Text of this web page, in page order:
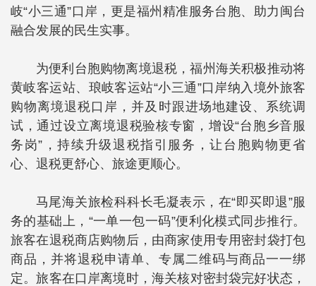
岐“小三通”口岸，更是福州精准服务台胞、助力闽台
融合发展的民生实事。
为便利台胞购物离境退税，福州海关积极推动将
黄岐客运站、琅岐客运站“小三通”口岸纳入境外旅客
购物离境退税口岸，并及时跟进场地建设、系统调
试，通过设立离境退税验核专窗，增设“台胞乡音服
务岗”，持续升级退税指引服务，让台胞购物更省
心、退税更舒心、旅途更顺心。
马尾海关旅检科科长毛凝表示，在“即买即退”服
务的基础上，“一单一包一码”便利化模式同步推行。
旅客在退税商店购物后，由商家使用专用密封袋打包
商品，并将退税申请单、专属二维码与商品一一绑
定。旅客在口岸离境时，海关核对密封袋完好状态，